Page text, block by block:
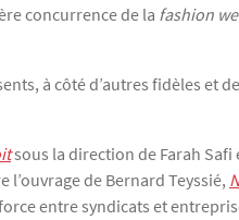
concurrence de la fashion
à côté d’autres fidèles et
sous la direction de Farah Safi
de Bernard Teyssié,
entre syndicats et